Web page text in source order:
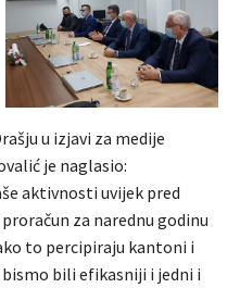
u izjavi za medije
je naglasio:
aktivnosti uvijek pred
za narednu godinu
to percipiraju kantoni i
bili efikasniji i jedni i